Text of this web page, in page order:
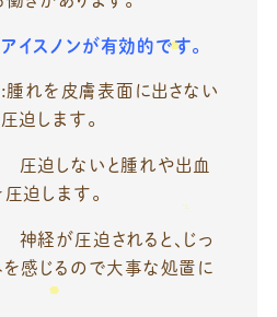
スノンが有効的です。
:腫れを皮膚表面に出さない
迫します。
と腫れや出血
迫します。
れると、じっ
を感じるので大事な処置に